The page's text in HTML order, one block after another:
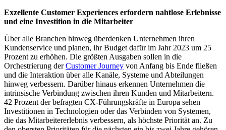
Exzellente Customer Experiences erfordern nahtlose Erlebnisse
und eine Investition in die Mitarbeiter
Über alle Branchen hinweg überdenken Unternehmen ihren
Kundenservice und planen, ihr Budget dafür im Jahr 2023 um 25
Prozent zu erhöhen. Die größten Ausgaben sollen in die
Orchestrierung derCustomer Journey von Anfang bis Ende fließen
und die Interaktion über alle Kanäle, Systeme und Abteilungen
hinweg verbessern. Darüber hinaus erkennen Unternehmen die
intrinsische Verbindung zwischen ihren Kunden und Mitarbeitern.
42 Prozent der befragten CX-Führungskräfte in Europa sehen
Investitionen in Technologien oder das Verbinden von Systemen,
die das Mitarbeitererlebnis verbessern, als höchste Priorität an. Zu